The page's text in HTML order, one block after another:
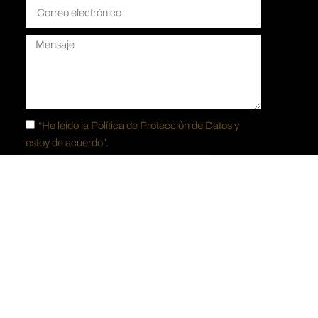
“He leído la Política de Protección de Datos y
estoy de acuerdo”.